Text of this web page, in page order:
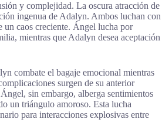
y complejidad. La oscura atracción de
ingenua de Adalyn. Ambos luchan con
un caos creciente. Ángel lucha por
mientras que Adalyn desea aceptación
combate el bagaje emocional mientras
surgen de su anterior
sin embargo, alberga sentimientos
un triángulo amoroso. Esta lucha
para interacciones explosivas entre